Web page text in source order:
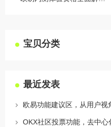
宝贝分类
最近发表
欧易功能建议区，从用户
OKX社区投票功能，去中